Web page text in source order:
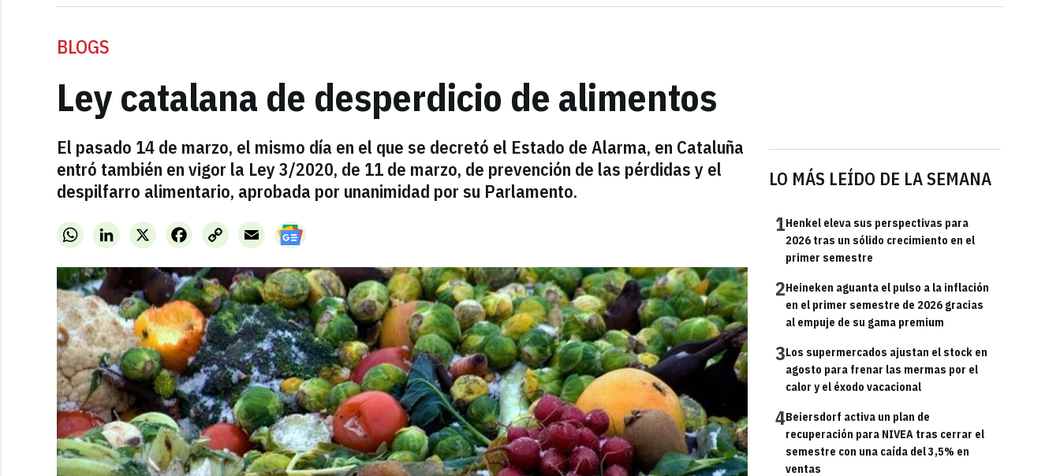
BLOGS
Ley catalana de desperdicio de alimentos
El pasado 14 de marzo, el mismo día en el que se decretó el Estado de Alarma, en Cataluña
entró también en vigor la Ley 3/2020, de 11 de marzo, de prevención de las pérdidas y el
despilfarro alimentario, aprobada por unanimidad por su Parlamento.
WhatsAppLinkedInX FacebookCopy
Link
Email
LO MÁS LEÍDO DE LA SEMANA
1Henkel eleva sus perspectivas para
2026 tras un sólido crecimiento en el
primer semestre
2Heineken aguanta el pulso a la inflación
en el primer semestre de 2026 gracias
al empuje de su gama premium
3Los supermercados ajustan el stock en
agosto para frenar las mermas por el
calor y el éxodo vacacional
4Beiersdorf activa un plan de
recuperación para NIVEA tras cerrar el
semestre con una caída del 3,5% en
ventas